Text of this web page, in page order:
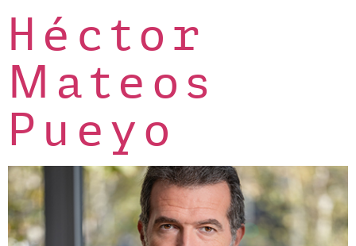
Héctor
Mateos
Pueyo